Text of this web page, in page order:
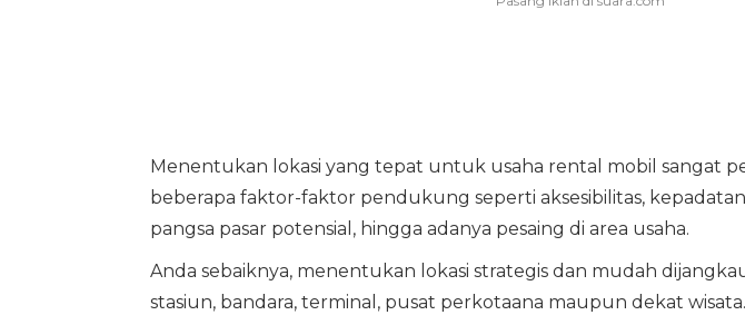
Menentukan lokasi yang tepat untuk usaha rental mobil sangat
beberapa faktor-faktor pendukung seperti aksesibilitas,
pangsa pasar potensial, hingga adanya pesaing di area usaha.
Anda sebaiknya, menentukan lokasi strategis dan mudah
stasiun, bandara, terminal, pusat perkotaana maupun dekat wisata.